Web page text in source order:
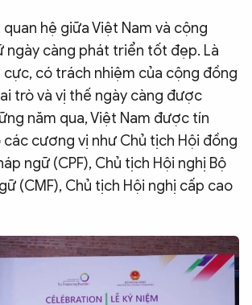
quan hệ giữa Việt Nam và cộng
ngày càng phát triển tốt đẹp. Là
cực, có trách nhiệm của cộng đồng
trò và vị thế ngày càng được
năm qua, Việt Nam được tín
các cương vị như Chủ tịch Hội đồng
ngữ (CPF), Chủ tịch Hội nghị Bộ
(CMF), Chủ tịch Hội nghị cấp cao